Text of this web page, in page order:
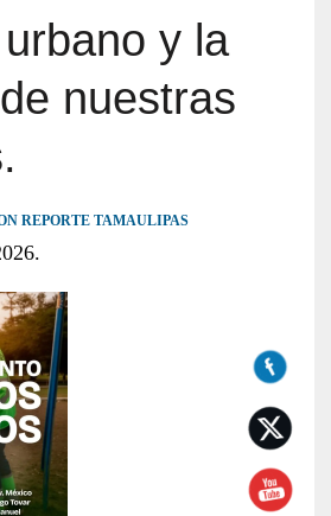
y la
nuestras
REPORTE TAMAULIPAS